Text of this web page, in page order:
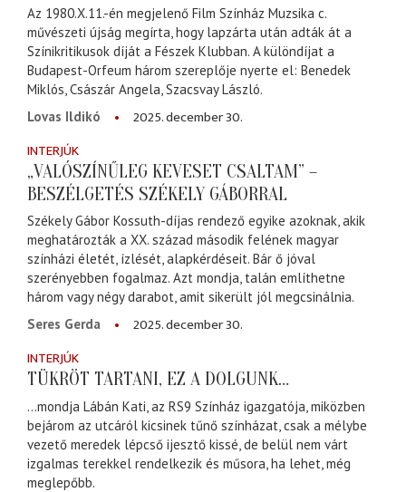
Az 1980.X.11.-én megjelenő Film Színház Muzsika c.
művészeti újság megírta, hogy lapzárta után adták át a
Színikritikusok díját a Fészek Klubban. A különdíjat a
Budapest-Orfeum három szereplője nyerte el: Benedek
Miklós, Császár Angela, Szacsvay László.
Lovas Ildikó
2025. december 30.
INTERJÚK
„VALÓSZÍNŰLEG KEVESET CSALTAM” –
BESZÉLGETÉS SZÉKELY GÁBORRAL
Székely Gábor Kossuth-díjas rendező egyike azoknak, akik
meghatározták a XX. század második felének magyar
színházi életét, ízlését, alapkérdéseit. Bár ő jóval
szerényebben fogalmaz. Azt mondja, talán említhetne
három vagy négy darabot, amit sikerült jól megcsinálnia.
Seres Gerda
2025. december 30.
INTERJÚK
TÜKRÖT TARTANI, EZ A DOLGUNK…
...mondja Lábán Kati, az RS9 Színház igazgatója, miközben
bejárom az utcáról kicsinek tűnő színházat, csak a mélybe
vezető meredek lépcső ijesztő kissé, de belül nem várt
izgalmas terekkel rendelkezik és műsora, ha lehet, még
meglepőbb.